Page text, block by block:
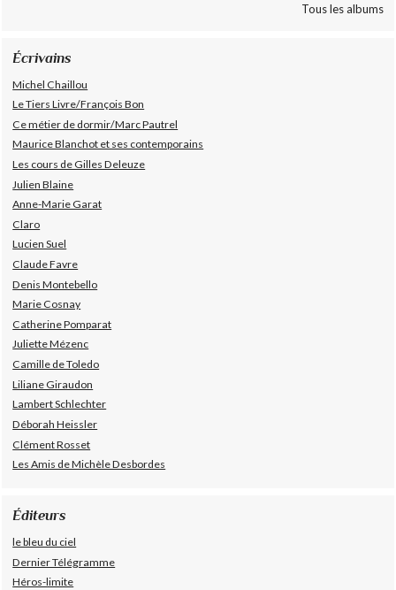
Tous les albums
Écrivains
Michel Chaillou
Le Tiers Livre/François Bon
Ce métier de dormir/Marc Pautrel
Maurice Blanchot et ses contemporains
Les cours de Gilles Deleuze
Julien Blaine
Anne-Marie Garat
Claro
Lucien Suel
Claude Favre
Denis Montebello
Marie Cosnay
Catherine Pomparat
Juliette Mézenc
Camille de Toledo
Liliane Giraudon
Lambert Schlechter
Déborah Heissler
Clément Rosset
Les Amis de Michèle Desbordes
Éditeurs
le bleu du ciel
Dernier Télégramme
Héros-limite